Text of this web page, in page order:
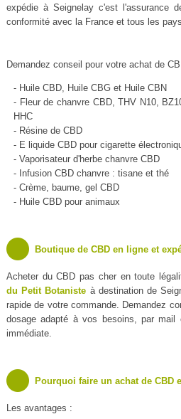
expédie à Seignelay c'est l'assurance
conformité avec la France et tous les
Demandez conseil pour votre achat de
- Huile CBD, Huile CBG et Huile CBN
- Fleur de chanvre CBD, THV N10,
HHC
- Résine de CBD
- E liquide CBD pour cigarette
- Vaporisateur d'herbe chanvre CBD
- Infusion CBD chanvre : tisane et thé
- Crème, baume, gel CBD
- Huile CBD pour animaux
Boutique de CBD en ligne et
Acheter du CBD pas cher en toute
du Petit Botaniste à destination de
rapide de votre commande. Demandez
dosage adapté à vos besoins, par mail
immédiate.
Pourquoi faire un achat de CBD
Les avantages :